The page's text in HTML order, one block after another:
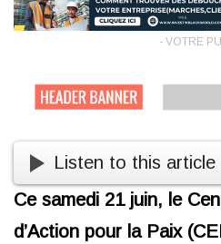
- VOTRE
Listen to this article
Ce samedi 21 juin, le
d’Action pour la Paix